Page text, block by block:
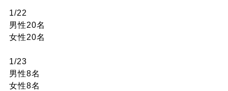
1/22
男性20名
女性20名
1/23
男性8名
女性8名